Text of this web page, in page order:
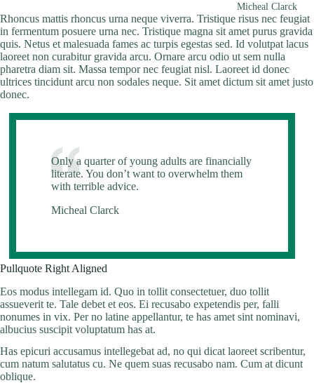
Micheal Clarck
Rhoncus mattis rhoncus urna neque viverra. Tristique risus nec feugiat
in fermentum posuere urna nec. Tristique magna sit amet purus gravida
quis. Netus et malesuada fames ac turpis egestas sed. Id volutpat lacus
laoreet non curabitur gravida arcu. Ornare arcu odio ut sem nulla
pharetra diam sit. Massa tempor nec feugiat nisl. Laoreet id donec
ultrices tincidunt arcu non sodales neque. Sit amet dictum sit amet justo
donec.
Only a quarter of young adults are financially
literate. You don’t want to overwhelm them
with terrible advice.
Micheal Clarck
Pullquote Right Aligned
Eos modus intellegam id. Quo in tollit consectetuer, duo tollit
assueverit te. Tale debet et eos. Ei recusabo expetendis per, falli
nonumes in vix. Per no latine appellantur, te has amet sint nominavi,
albucius suscipit voluptatum has at.
Has epicuri accusamus intellegebat ad, no qui dicat laoreet scribentur,
cum natum salutatus cu. Ne quem suas recusabo nam. Cum at dicunt
oblique.